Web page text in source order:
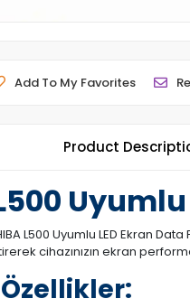
Add To My Favorites
Product
L500 Uyumlu LED Ekran
cihazınızın ekran